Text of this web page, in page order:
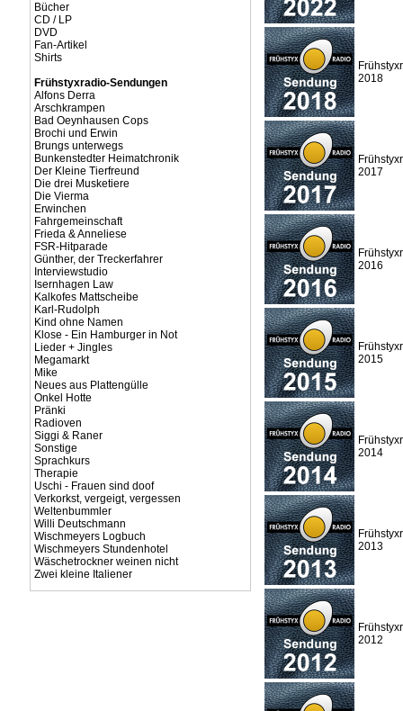
Bücher
CD / LP
DVD
Fan-Artikel
Shirts
Frühstyxradio-Sendungen
Alfons Derra
Arschkrampen
Bad Oeynhausen Cops
Brochi und Erwin
Brungs unterwegs
Bunkenstedter Heimatchronik
Der Kleine Tierfreund
Die drei Musketiere
Die Vierma
Erwinchen
Fahrgemeinschaft
Frieda & Anneliese
FSR-Hitparade
Günther, der Treckerfahrer
Interviewstudio
Isernhagen Law
Kalkofes Mattscheibe
Karl-Rudolph
Kind ohne Namen
Klose - Ein Hamburger in Not
Lieder + Jingles
Megamarkt
Mike
Neues aus Plattengülle
Onkel Hotte
Pränki
Radioven
Siggi & Raner
Sonstige
Sprachkurs
Therapie
Uschi - Frauen sind doof
Verkorkst, vergeigt, vergessen
Weltenbummler
Willi Deutschmann
Wischmeyers Logbuch
Wischmeyers Stundenhotel
Wäschetrockner weinen nicht
Zwei kleine Italiener
2018
2017
2016
2015
2014
2013
2012